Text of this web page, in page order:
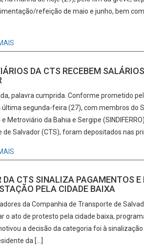
refeição de maio e junho, bem
DA CTS RECEBEM
palavra cumprida. Conforme prometido
última segunda-feira (27), com membros do
e Metroviário da Bahia e Sergipe
de Salvador (CTS), foram depositados nas
DA CTS SINALIZA PAGAMENTOS E
PELA CIDADE BAIXA
da Companhia de Transporte de
o ato de protesto pela cidade baixa,
a decisão da categoria foi à
da […]